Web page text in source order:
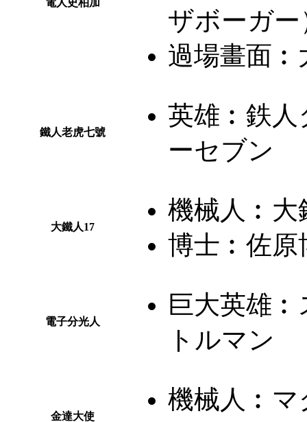
ザボーガー
過場畫面︰
鐵人老虎七號
英雄︰ 鉄人
ーセブン
大鐵人17
機械人︰ 大
博士︰ 佐原
電子分光人
巨大英雄︰
トルマン
金達大使
機械人︰ マ